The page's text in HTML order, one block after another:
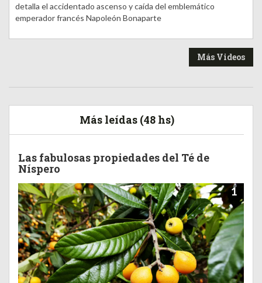
detalla el accidentado ascenso y caída del emblemático
emperador francés Napoleón Bonaparte
Más Videos
Más leídas (48 hs)
Las fabulosas propiedades del Té de
Níspero
1